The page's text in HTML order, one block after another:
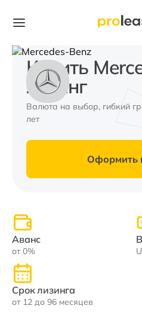
Купить
лизинг
Валюта на выбор, гибкий
лет
Оформить
Аванс
от 0%
Срок лизинга
от 12 до 96 месяцев